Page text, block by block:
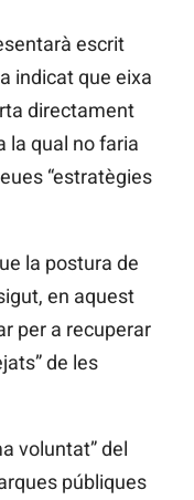
escrit
indicat que eixa
directament
la qual no faria
“estratègies
la postura de
en aquest
per a recuperar
de les
voluntat” del
públiques